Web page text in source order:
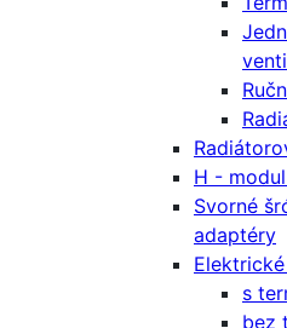
H -
Svorné
adaptéry
s
bez